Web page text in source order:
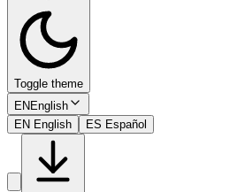
Toggle theme
EN English
EN English ES Español